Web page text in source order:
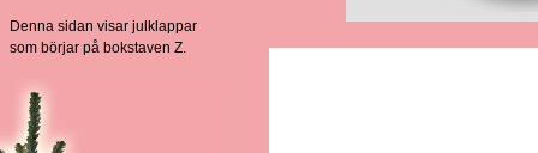
Denna sidan visar julklappar
som börjar på bokstaven Z.